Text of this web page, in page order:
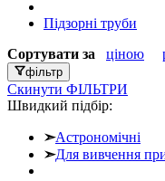
Підзорні труби
Сортувати за ціною
фільтр
Скинути ФІЛЬТРИ
Швидкий підбір:
➣Астрономічні
➣Для вивчення